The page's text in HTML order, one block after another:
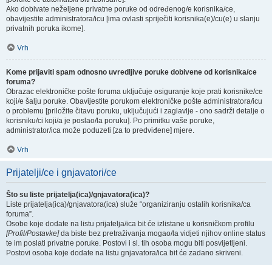
Ako dobivate neželjene privatne poruke od određenog/e korisnika/ce,
obavijestite administratora/icu [ima ovlasti spriječiti korisnika(e)/cu(e) u slanju
privatnih poruka ikome].
Vrh
Kome prijaviti spam odnosno uvredljive poruke dobivene od korisnika/ce
foruma?
Obrazac elektroničke pošte foruma uključuje osiguranje koje prati korisnike/ce
koji/e šalju poruke. Obavijestite porukom elektroničke pošte administratora/icu
o problemu [priložite čitavu poruku, uključujući i zaglavlje - ono sadrži detalje o
korisniku/ci koji/a je poslao/la poruku]. Po primitku vaše poruke,
administrator/ica može poduzeti [za to predviđene] mjere.
Vrh
Prijatelji/ce i gnjavatori/ce
Što su liste prijatelja(ica)/gnjavatora(ica)?
Liste prijatelja(ica)/gnjavatora(ica) služe “organiziranju ostalih korisnika/ca
foruma”.
Osobe koje dodate na listu prijatelja/ica bit će izlistane u korisničkom profilu
[Profil/Postavke]da biste bez pretraživanja mogao/la vidjeti njihov online status
te im poslati privatne poruke. Postovi i sl. tih osoba mogu biti posvijetljeni.
Postovi osoba koje dodate na listu gnjavatora/ica bit će zadano skriveni.